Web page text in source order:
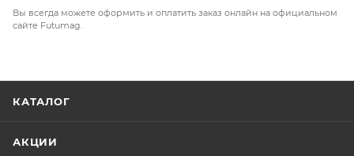
Вы всегда можете оформить и оплатить заказ онлайн на официальном
сайте Futumag.
КАТАЛОГ
АКЦИИ